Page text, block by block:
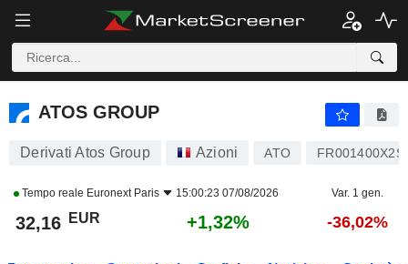
ATOS GROUP
ATOS GROUP
Derivati Atos Group Azioni ATO
Tempo reale Euronext Paris 15:00:23 07/08/2026 Var. 1 gen.
32,16 EUR +1,32% -36,02%